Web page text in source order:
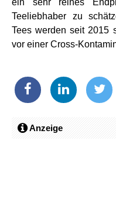
Teeliebhaber zu
Tees werden seit 2015
vor einer Cross-
Anzeige